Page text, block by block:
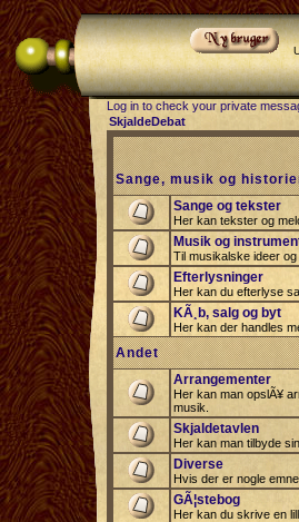
Log in to check your private
SkjaldeDebat
Sange, musik og
Sange og tekster
Her kan tekster og
Musik og
Til musikalske ideer
Efterlysninger
Her kan du efterlyse
KÃ¸b, salg og byt
Her kan der handles
Andet
Arrangementer
Her kan man opslÃ¥
musik.
Skjaldetavlen
Her kan man tilbyde
Diverse
Hvis der er nogle
GÃ¦stebog
Her kan du skrive en